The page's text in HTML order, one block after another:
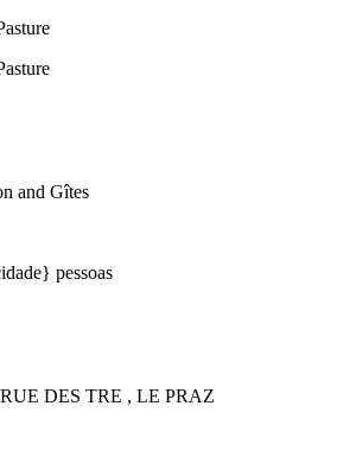
and Gîtes
pessoas
DES TRE , LE PRAZ